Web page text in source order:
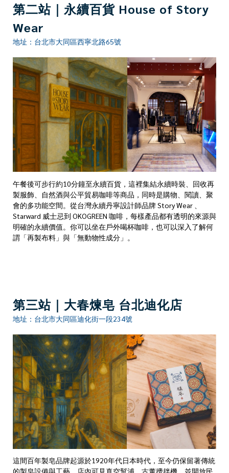
第二站｜永續百貨 House of Story
Wear
地址：台北市大同區西寧北路65號
午餐後可步行約10分鐘至永續百貨，這裡集結永續時裝、回收再
製服飾、自然酒與公平貿易咖啡等商品，同時是購物、閱讀、聚
會的多功能空間。從台灣永續丹寧設計師品牌 Story Wear 、
Starward 威士忌到 OKOGREEN 咖啡，每樣產品都有透明的來源與
明確的永續價值。你可以坐在戶外喝杯咖啡，也可以深入了解何
謂「再製布料」與「無動物性成分」。
第三站｜大春煉皂 台北迪化店
地址：台北市大同區迪化街一段234號
這間百年製皂品牌起源於1920年代日本時代，至今仍保留著傳統